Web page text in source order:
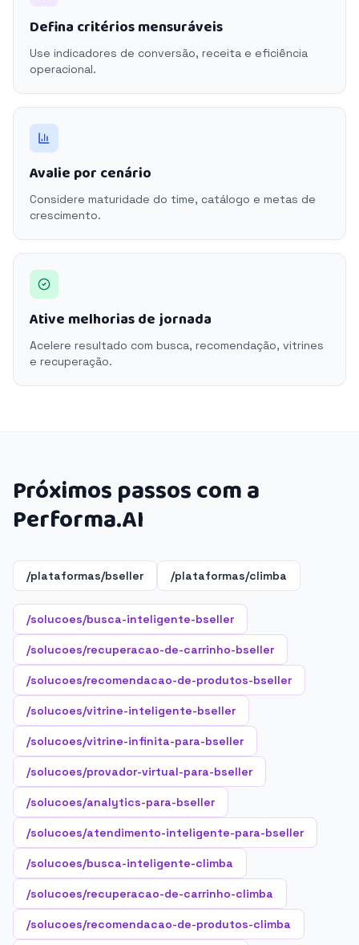
Defina critérios mensuráveis
Use indicadores de conversão, receita e eficiência
operacional.
Avalie por cenário
Considere maturidade do time, catálogo e metas de
crescimento.
Ative melhorias de jornada
Acelere resultado com busca, recomendação, vitrines
e recuperação.
Próximos passos com a
Performa.AI
/plataformas/bseller /plataformas/climba
/solucoes/busca-inteligente-bseller
/solucoes/recuperacao-de-carrinho-bseller
/solucoes/recomendacao-de-produtos-bseller
/solucoes/vitrine-inteligente-bseller
/solucoes/vitrine-infinita-para-bseller
/solucoes/provador-virtual-para-bseller
/solucoes/analytics-para-bseller
/solucoes/atendimento-inteligente-para-bseller
/solucoes/busca-inteligente-climba
/solucoes/recuperacao-de-carrinho-climba
/solucoes/recomendacao-de-produtos-climba